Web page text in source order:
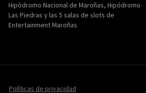
Hipódromo Nacional de Maroñas, Hipódromo
Las Piedras y las 5 salas de slots de
Entertainment Maroñas
Políticas de privacidad